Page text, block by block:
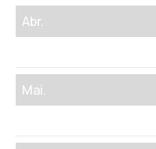
Abr.
Mai.